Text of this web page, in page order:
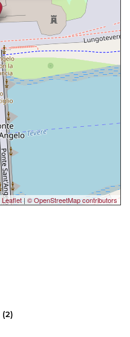
Leaflet|© OpenStreetMap contributors
(2)